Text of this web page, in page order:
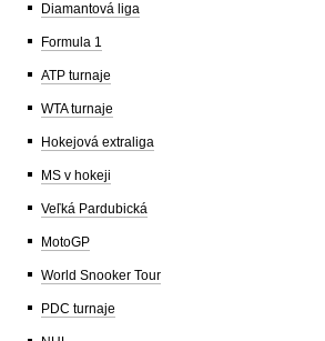
Diamantová liga
Formula 1
ATP turnaje
WTA turnaje
Hokejová extraliga
MS v hokeji
Veľká Pardubická
MotoGP
World Snooker Tour
PDC turnaje